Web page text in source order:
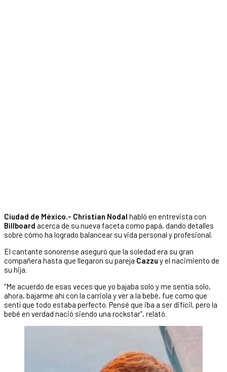
Ciudad de México.- Christian Nodal habló en entrevista con
Billboard acerca de su nueva faceta como papá, dando detalles
sobre cómo ha logrado balancear su vida personal y profesional.
El cantante sonorense aseguró que la soledad era su gran
compañera hasta que llegaron su pareja Cazzu y el nacimiento de
su hija.
“Me acuerdo de esas veces que yo bajaba solo y me sentía solo,
ahora, bajarme ahí con la carriola y ver a la bebé, fue como que
sentí que todo estaba perfecto. Pensé que iba a ser difícil, pero la
bebé en verdad nació siendo una rockstar”, relató.